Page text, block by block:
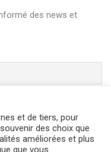
des news et
et de tiers, pour
des choix que
améliorées et plus
que vous